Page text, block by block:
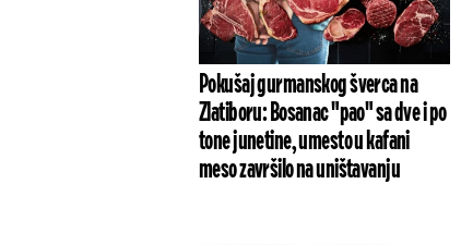
Pokušaj gurmanskog šverca na
Zlatiboru: Bosanac "pao" sa dve i po
tone junetine, umesto u kafani
meso završilo na uništavanju